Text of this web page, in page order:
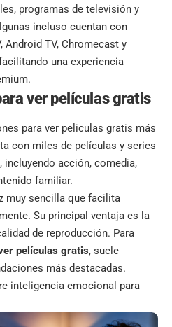
programas de televisión y
incluso cuentan con
Android TV, Chromecast y
una experiencia
ver películas gratis
para ver peliculas gratis más
con miles de películas y series
incluyendo acción, comedia,
familiar.
muy sencilla que facilita
Su principal ventaja es la
de reproducción. Para
películas gratis, suele
más destacadas.
inteligencia emocional para